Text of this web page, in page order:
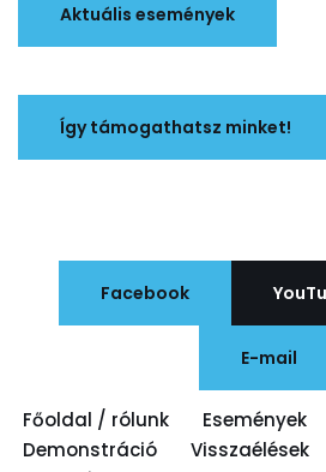
Aktuális események
Így támogathatsz minket!
Facebook
E-mail
Főoldal / rólunk Események
Demonstráció
Visszaélések